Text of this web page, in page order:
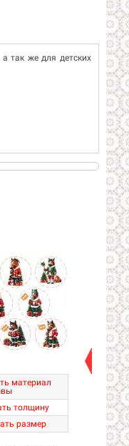
так же для детских
материал
толщину
размер